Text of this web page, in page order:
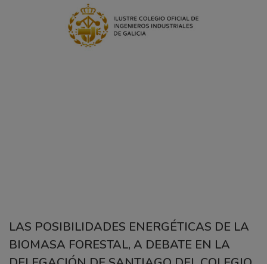
LAS POSIBILIDADES ENERGÉTICAS DE LA
BIOMASA FORESTAL, A DEBATE EN LA